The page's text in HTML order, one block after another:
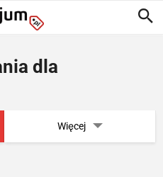
dla
Więcej